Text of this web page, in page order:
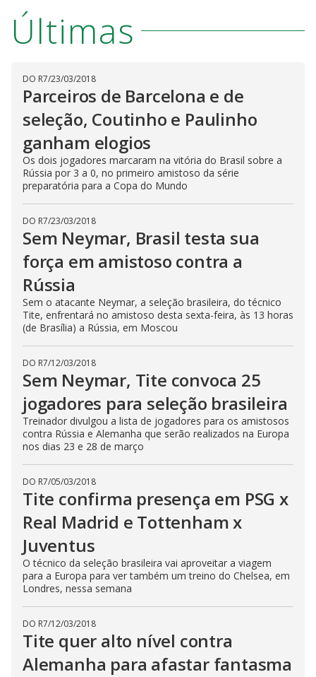
Últimas
DO R7/23/03/2018
Parceiros de Barcelona e de
seleção, Coutinho e Paulinho
ganham elogios
Os dois jogadores marcaram na vitória do Brasil sobre a
Rússia por 3 a 0, no primeiro amistoso da série
preparatória para a Copa do Mundo
DO R7/23/03/2018
Sem Neymar, Brasil testa sua
força em amistoso contra a
Rússia
Sem o atacante Neymar, a seleção brasileira, do técnico
Tite, enfrentará no amistoso desta sexta-feira, às 13 horas
(de Brasília) a Rússia, em Moscou
DO R7/12/03/2018
Sem Neymar, Tite convoca 25
jogadores para seleção brasileira
Treinador divulgou a lista de jogadores para os amistosos
contra Rússia e Alemanha que serão realizados na Europa
nos dias 23 e 28 de março
DO R7/05/03/2018
Tite confirma presença em PSG x
Real Madrid e Tottenham x
Juventus
O técnico da seleção brasileira vai aproveitar a viagem
para a Europa para ver também um treino do Chelsea, em
Londres, nessa semana
DO R7/12/03/2018
Tite quer alto nível contra
Alemanha para afastar fantasma